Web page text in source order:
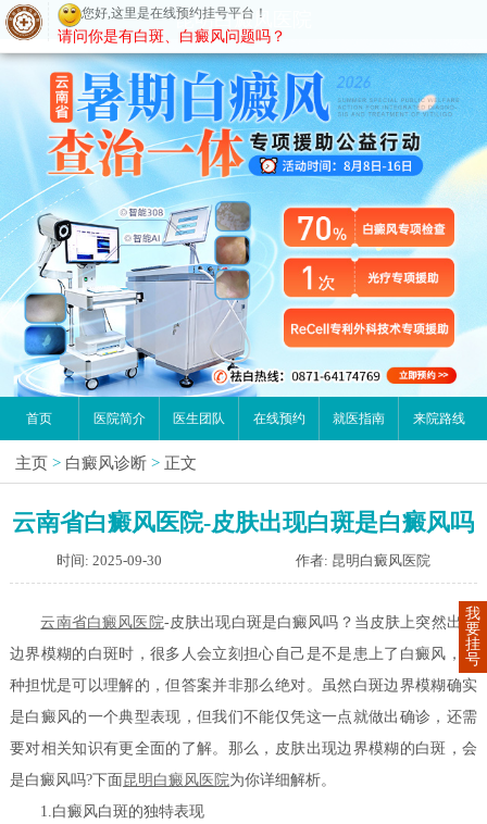
昆明白癜风医院
首页 医院简介 医生团队 在线预约 就医指南 来院路线
主页 > 白癜风诊断 > 正文
云南省白癜风医院-皮肤出现白斑是白癜风吗
时间: 2025-09-30 作者: 昆明白癜风医院
云南省白癜风医院-皮肤出现白斑是白癜风吗？当皮肤上突然出现
边界模糊的白斑时，很多人会立刻担心自己是不是患上了白癜风，这
种担忧是可以理解的，但答案并非那么绝对。虽然白斑边界模糊确实
是白癜风的一个典型表现，但我们不能仅凭这一点就做出确诊，还需
要对相关知识有更全面的了解。那么，皮肤出现边界模糊的白斑，会
是白癜风吗?下面昆明白癜风医院为你详细解析。
1.白癜风白斑的独特表现
我
要
挂
号
您好,这里是在线预约挂号平台！
请问你是有白斑、白癜风问题吗？